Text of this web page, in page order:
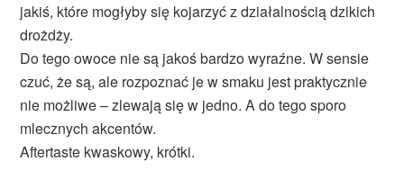
jakiś, które mogłyby się kojarzyć z działalnością dzikich
drożdży.
Do tego owoce nie są jakoś bardzo wyraźne. W sensie
czuć, że są, ale rozpoznać je w smaku jest praktycznie
nie możliwe – zlewają się w jedno. A do tego sporo
mlecznych akcentów.
Aftertaste kwaskowy, krótki.